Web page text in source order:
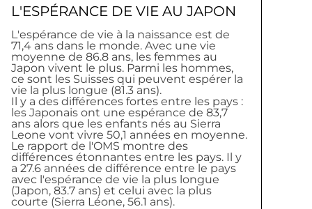
L'ESPÉRANCE DE VIE AU JAPON
L'espérance de vie à la naissance est de
71,4 ans dans le monde. Avec une vie
moyenne de 86.8 ans, les femmes au
Japon vivent le plus. Parmi les hommes,
ce sont les Suisses qui peuvent espérer la
vie la plus longue (81.3 ans).
Il y a des différences fortes entre les pays :
les Japonais ont une espérance de 83,7
ans alors que les enfants nés au Sierra
Leone vont vivre 50,1 années en moyenne.
Le rapport de l'OMS montre des
différences étonnantes entre les pays. Il y
a 27.6 années de différence entre le pays
avec l'espérance de vie la plus longue
(Japon, 83.7 ans) et celui avec la plus
courte (Sierra Léone, 56.1 ans).